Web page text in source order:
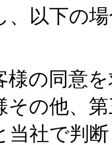
、以下の
様の同意
その他、
当社で判